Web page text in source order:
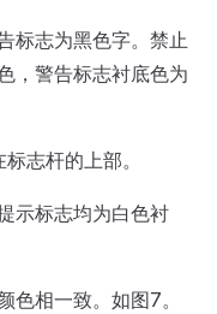
标志为黑色字。禁止
，警告标志衬底色为
志杆的上部。
示标志均为白色衬
色相一致。如图7。